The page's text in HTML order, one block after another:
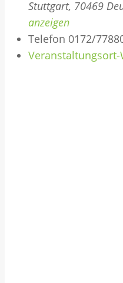
Stuttgart, 70469
anzeigen
Telefon 0172/